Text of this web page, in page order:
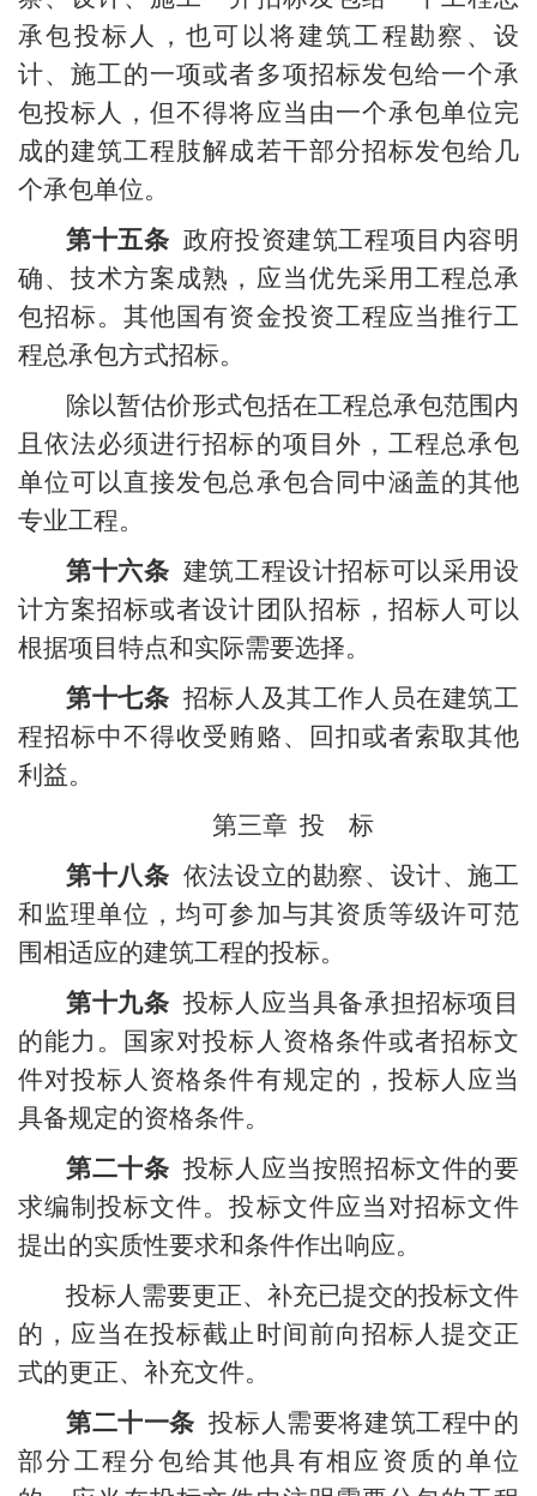
承包投标人，也可以将建筑工程勘察、设
计、施工的一项或者多项招标发包给一个承
包投标人，但不得将应当由一个承包单位完
成的建筑工程肢解成若干部分招标发包给几
个承包单位。
第十五条 政府投资建筑工程项目内容明
确、技术方案成熟，应当优先采用工程总承
包招标。其他国有资金投资工程应当推行工
程总承包方式招标。
除以暂估价形式包括在工程总承包范围内
且依法必须进行招标的项目外，工程总承包
单位可以直接发包总承包合同中涵盖的其他
专业工程。
第十六条 建筑工程设计招标可以采用设
计方案招标或者设计团队招标，招标人可以
根据项目特点和实际需要选择。
第十七条 招标人及其工作人员在建筑工
程招标中不得收受贿赂、回扣或者索取其他
利益。
第三章 投
标
第十八条 依法设立的勘察、设计、施工
和监理单位，均可参加与其资质等级许可范
围相适应的建筑工程的投标。
第十九条 投标人应当具备承担招标项目
的能力。国家对投标人资格条件或者招标文
件对投标人资格条件有规定的，投标人应当
具备规定的资格条件。
第二十条 投标人应当按照招标文件的要
求编制投标文件。投标文件应当对招标文件
提出的实质性要求和条件作出响应。
投标人需要更正、补充已提交的投标文件
的，应当在投标截止时间前向招标人提交正
式的更正、补充文件。
第二十一条 投标人需要将建筑工程中的
部分工程分包给其他具有相应资质的单位